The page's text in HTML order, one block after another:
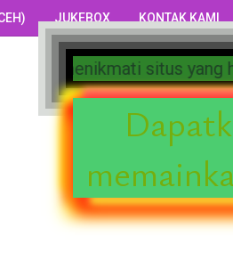
JUKEBOX KONTAK KAMI
dari penulis-